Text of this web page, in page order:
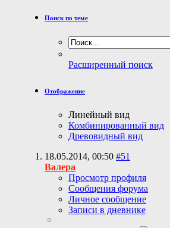
Поиск по теме
Расширенный поиск
Отображение
Линейный вид
Комбинированный вид
Древовидный вид
18.05.2014, 00:50 #51
Валера
Просмотр профиля
Сообщения форума
Личное сообщение
Записи в дневнике